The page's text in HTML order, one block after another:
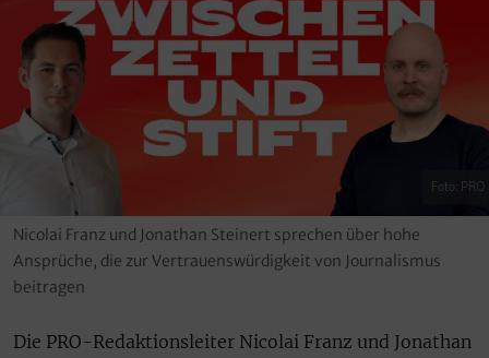
Foto: PRO
Nicolai Franz und Jonathan Steinert sprechen über hohe
Ansprüche, die zur Vertrauenswürdigkeit von Journalismus
beitragen
Die PRO-Redaktionsleiter Nicolai Franz und Jonathan